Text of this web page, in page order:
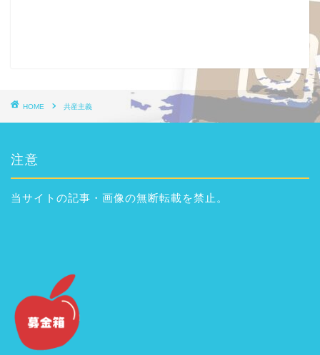
HOME 共産主義
注意
当サイトの記事・画像の無断転載を禁止。